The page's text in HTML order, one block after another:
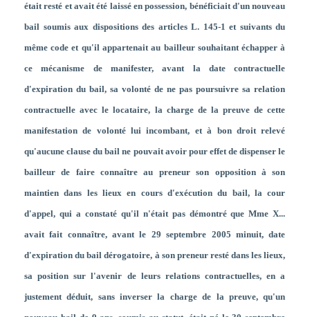
était resté et avait été laissé en possession, bénéficiait d'un nouveau
bail soumis aux dispositions des articles L. 145-1 et suivants du
même code et qu'il appartenait au bailleur souhaitant échapper à
ce mécanisme de manifester, avant la date contractuelle
d'expiration du bail, sa volonté de ne pas poursuivre sa relation
contractuelle avec le locataire, la charge de la preuve de cette
manifestation de volonté lui incombant, et à bon droit relevé
qu'aucune clause du bail ne pouvait avoir pour effet de dispenser le
bailleur de faire connaître au preneur son opposition à son
maintien dans les lieux en cours d'exécution du bail, la cour
d'appel, qui a constaté qu'il n'était pas démontré que Mme X...
avait fait connaître, avant le 29 septembre 2005 minuit, date
d'expiration du bail dérogatoire, à son preneur resté dans les lieux,
sa position sur l'avenir de leurs relations contractuelles, en a
justement déduit, sans inverser la charge de la preuve, qu'un